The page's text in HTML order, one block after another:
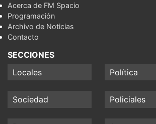
Acerca de FM Spacio
Programación
Archivo de Noticias
Contacto
SECCIONES
Locales
Política
Sociedad Policiales